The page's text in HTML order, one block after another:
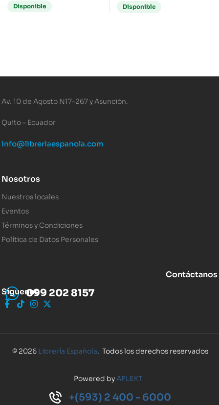
Disponible Disponible
Av. 10 de Agosto N17-267 y Asunción.
Quito – Ecuador
info@libreriaespanola.com
Nosotros
Nuestros locales
Eventos
Términos y Condiciones
Política de Datos Personales
Contáctanos
099 202 8157
Síguenos
© 2026 Librería Española. Todos los derechos reservados
Powered byAPLEXT
+(593) 2 400 - 6000